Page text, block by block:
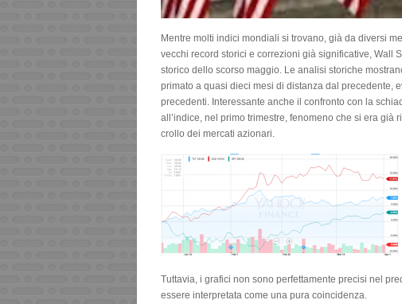
Mentre molti indici mondiali si trovano, già da diversi
vecchi record storici e correzioni già significative, Wall
storico dello scorso maggio. Le analisi storiche
primato a quasi dieci mesi di distanza dal precedente,
precedenti. Interessante anche il confronto con la
all’indice, nel primo trimestre, fenomeno che si era già
crollo dei mercati azionari.
Tuttavia, i grafici non sono perfettamente precisi nel
essere interpretata come una pura coincidenza.